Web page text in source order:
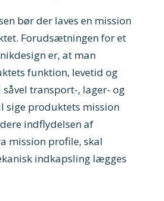
bør der laves en mission
Forudsætningen for et
er, at man
funktion, levetid og
transport-, lager- og
sige produktets mission
indflydelsen af
mission profile, skal
indkapsling lægges